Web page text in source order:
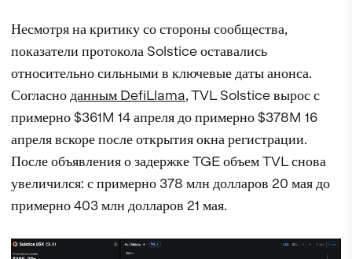
Несмотря на критику со стороны сообщества,
показатели протокола Solstice оставались
относительно сильными в ключевые даты анонса.
Согласноданным DefiLlama, TVL Solstice вырос с
примерно $361M 14 апреля до примерно $378M 16
апреля вскоре после открытия окна регистрации.
После объявления о задержке TGE объем TVL снова
увеличился: с примерно 378 млн долларов 20 мая до
примерно 403 млн долларов 21 мая.